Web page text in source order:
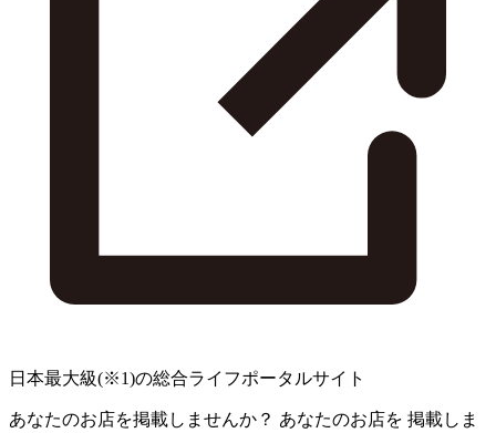
日本最大級(※1)の総合ライフポータルサイト
あなたのお店を掲載しませんか？ あなたのお店を 掲載しま